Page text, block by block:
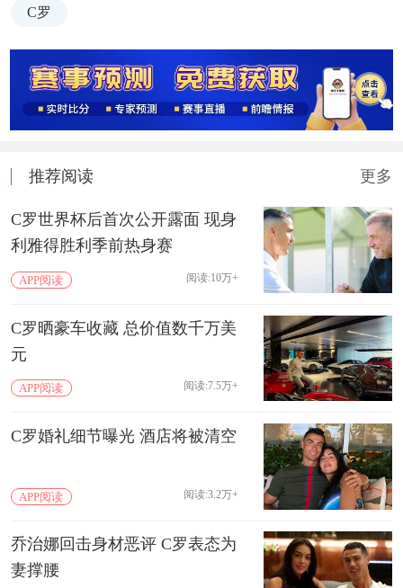
C罗
推荐阅读 更多
C罗世界杯后首次公开露面 现身
利雅得胜利季前热身赛
APP阅读 阅读:10万+
C罗晒豪车收藏 总价值数千万美
元
APP阅读 阅读:7.5万+
C罗婚礼细节曝光 酒店将被清空
APP阅读 阅读:3.2万+
乔治娜回击身材恶评 C罗表态为
妻撑腰